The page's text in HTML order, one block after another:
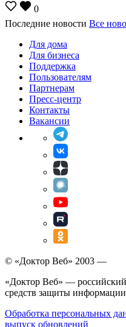
0
Последние новости Все
Для дома
Для бизнеса
Поддержка
Пользователям
Партнерам
Пресс-центр
Контакты
Вакансии
© «Доктор Веб» 2003 —
«Доктор Веб» —
средств защиты
Обработка персональных
выпуск обновлений